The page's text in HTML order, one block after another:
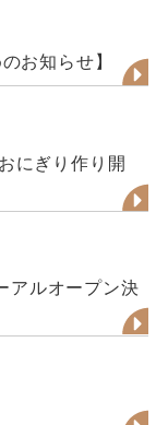
お知らせ】
にぎり作り開
アルオープン決